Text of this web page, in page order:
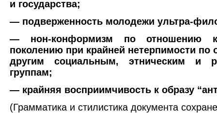
и государства;
— подверженность молодежи ультра-
— нон-конформизм по отношению
поколению при крайней нетерпимости по
другим социальным, этническим и
группам;
— крайняя восприимчивость к образу
(Грамматика и стилистика документа